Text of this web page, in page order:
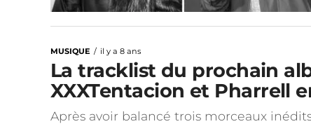
MUSIQUE il y a 8 ans
La tracklist du prochain
XXXTentacion et Pharrell
Après avoir balancé trois morceaux